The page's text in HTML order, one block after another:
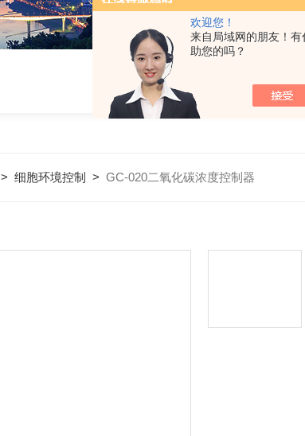
欢迎您！
来自局域网的朋友！有
助您的吗？
>细胞环境控制 >GC-020二氧化碳浓度控制器